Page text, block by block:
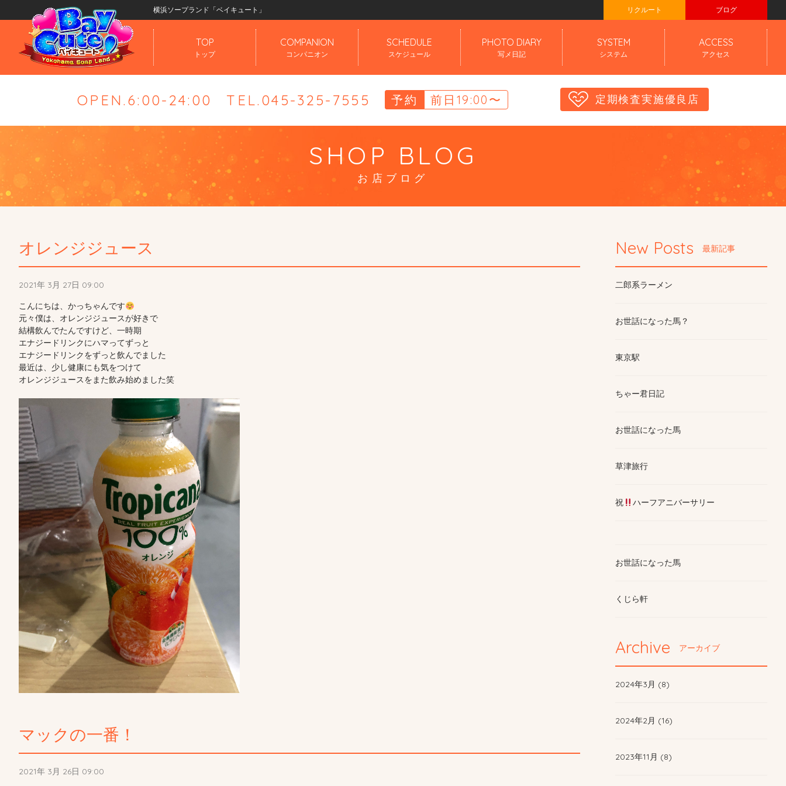
横浜ソープランド「ベイキュート」 リクルート ブログ
TOP
トップ
COMPANION
コンパニオン
SCHEDULE
スケジュール
PHOTO DIARY
写メ日記
SYSTEM
システム
ACCESS
アクセス
OPEN.6:00-24:00 TEL.045-325-7555 予約 前日19:00〜 定期検査実施優良店
SHOP BLOG
お店ブログ
オレンジジュース
2021年 3月 27日 09:00
こんにちは、かっちゃんです
元々僕は、オレンジジュースが好きで
結構飲んでたんですけど、一時期
エナジードリンクにハマってずっと
エナジードリンクをずっと飲んでました
最近は、少し健康にも気をつけて
オレンジジュースをまた飲み始めました笑
マックの一番！
2021年 3月 26日 09:00
New Posts 最新記事
二郎系ラーメン
お世話になった馬？
東京駅
ちゃー君日記
お世話になった馬
草津旅行
祝 ハーフアニバーサリー
お世話になった馬
くじら軒
Archive アーカイブ
2024年3月 (8)
2024年2月 (16)
2023年11月 (8)